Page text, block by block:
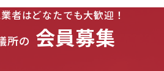
者はどなたでも大歓迎！
所の 会員募集